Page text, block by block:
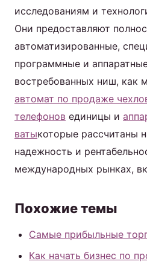
исследованиям и
Они предоставляют
автоматизированные,
программные и
востребованных ниш, как
автомат по продаже
телефонов единицы и
ватыкоторые рассчитаны
надежность и
международных рынках,
Похожие темы
Самые прибыльные
Как начать бизнес по